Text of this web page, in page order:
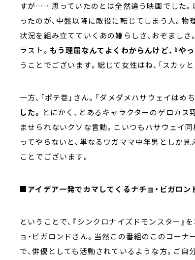
すが……思っていたのとは全然違う映画でした。
ったのが、中盤以降に敵役に転じてしまう人。
状況を組み立てていくあの嫌らしさ、おぞまし
ラスト。 もう理屈なんてよくわからんけど、『やっ
うことでございます。総じて女性はね、「スカッ
一方、「ポテ巻」さん。「ダメダメハサウェイはめ
した。 とにかく、とあるキャラクターのゲロカス
ませられないクソな言動。こいつもハサウェイ
ってやらないと、単なるワガママ中年男としか見
ことでございます。
■アイデア一発でカマしてくるナチョ・ビガロン
ということで、『シンクロナイズドモンスター』
ョ・ビガロンドさん。当然この番組のこのコー
で、俳優としても活動されているような方。ご